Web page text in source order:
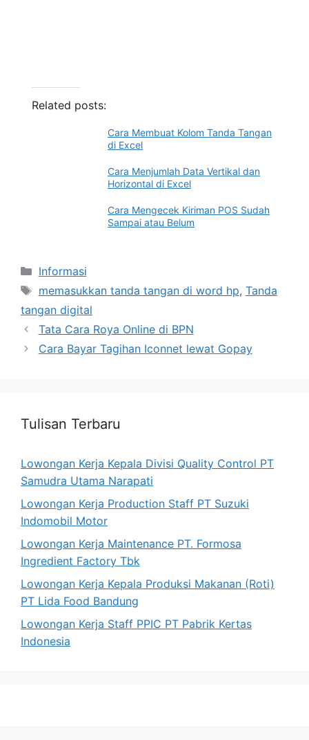
Related posts:
Cara Membuat Kolom Tanda Tangan
di Excel
Cara Menjumlah Data Vertikal dan
Horizontal di Excel
Cara Mengecek Kiriman POS Sudah
Sampai atau Belum
Categories
Informasi
Tags
memasukkan tanda tangan di word hp, Tanda
tangan digital
Tata Cara Roya Online di BPN
Cara Bayar Tagihan Iconnet lewat Gopay
Tulisan Terbaru
Lowongan Kerja Kepala Divisi Quality Control PT
Samudra Utama Narapati
Lowongan Kerja Production Staff PT Suzuki
Indomobil Motor
Lowongan Kerja Maintenance PT. Formosa
Ingredient Factory Tbk
Lowongan Kerja Kepala Produksi Makanan (Roti)
PT Lida Food Bandung
Lowongan Kerja Staff PPIC PT Pabrik Kertas
Indonesia